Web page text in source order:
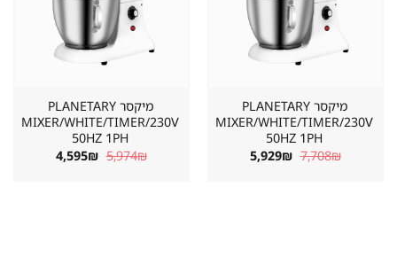
מיקסר PLANETARY
MIXER/WHITE/TIMER/230V
50HZ 1PH
7,708₪ המחיר
המקורי
5,929₪ המחיר
הנוכחי
מיקסר PLANETARY
MIXER/WHITE/TIMER/230V
50HZ 1PH
5,974₪ המחיר
המקורי
4,595₪ המחיר
הנוכחי